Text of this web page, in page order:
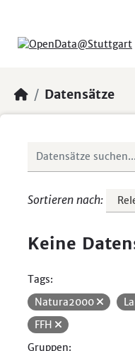
Datensätze
Sortieren nach
Keine
Tags:
Natura2000
FFH
Gruppen: